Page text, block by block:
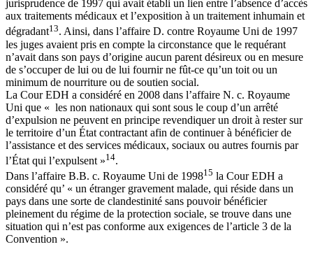
jurisprudence de 1997 qui avait établi un lien entre l’absence d’accès
aux traitements médicaux et l’exposition à un traitement inhumain et
dégradant13. Ainsi, dans l’affaire D. contre Royaume Uni de 1997
les juges avaient pris en compte la circonstance que le requérant
n’avait dans son pays d’origine aucun parent désireux ou en mesure
de s’occuper de lui ou de lui fournir ne fût-ce qu’un toit ou un
minimum de nourriture ou de soutien social.
La Cour EDH a considéré en 2008 dans l’affaire N. c. Royaume
Uni que « les non nationaux qui sont sous le coup d’un arrêté
d’expulsion ne peuvent en principe revendiquer un droit à rester sur
le territoire d’un État contractant afin de continuer à bénéficier de
l’assistance et des services médicaux, sociaux ou autres fournis par
l’État qui l’expulsent »14.
Dans l’affaire B.B. c. Royaume Uni de 199815 la Cour EDH a
considéré qu’ « un étranger gravement malade, qui réside dans un
pays dans une sorte de clandestinité sans pouvoir bénéficier
pleinement du régime de la protection sociale, se trouve dans une
situation qui n’est pas conforme aux exigences de l’article 3 de la
Convention ».